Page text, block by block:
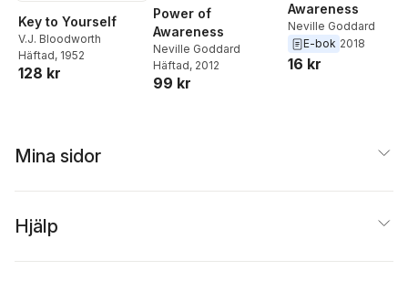
Key to Yourself
V.J. Bloodworth
Häftad, 1952
128 kr
Power of
Awareness
Neville Goddard
Häftad, 2012
99 kr
Awareness
Neville Goddard
E-bok 2018
16 kr
Mina sidor
Hjälp